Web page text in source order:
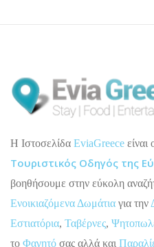
H Ιστοσελίδα EviaGreece
Τουριστικός Οδηγός της
βοηθήσουμε στην εύκολη
Ενοικιαζόμενα Δωμάτια για την
Εστιατόρια, Ταβέρνες,
το Φαγητό σας αλλά και